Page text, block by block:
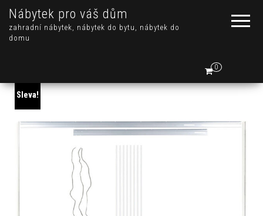
Nábytek pro váš dům
zahradní nábytek, nábytek do bytu, nábytek do
domu
0
Sleva!